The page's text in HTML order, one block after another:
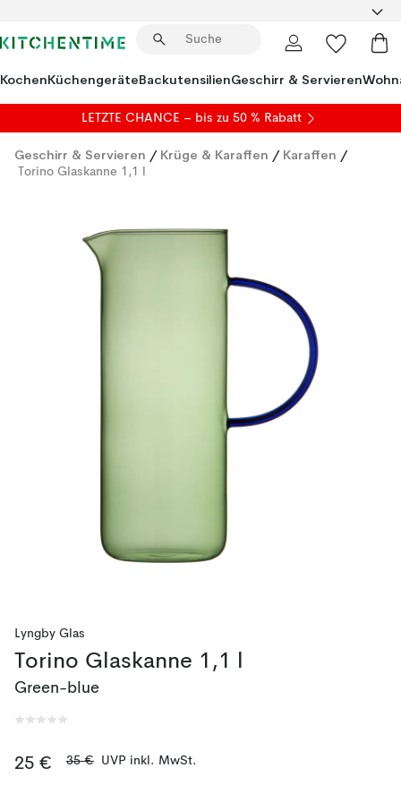
KochenKüchengeräteBackutensilienGeschirr & Servieren
LETZTE CHANCE – bis zu 50 % Rabatt
Geschirr & Servieren / Krüge & Karaffen / Karaffen /
Torino Glaskanne 1,1 l
Lyngby Glas
Torino Glaskanne 1,1 l
Green-blue
25 € 35 € UVP inkl. MwSt.